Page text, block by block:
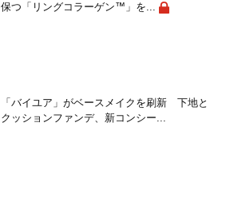
保つ「リングコラーゲン™」を...
「バイユア」がベースメイクを刷新 下地と
クッションファンデ、新コンシー...